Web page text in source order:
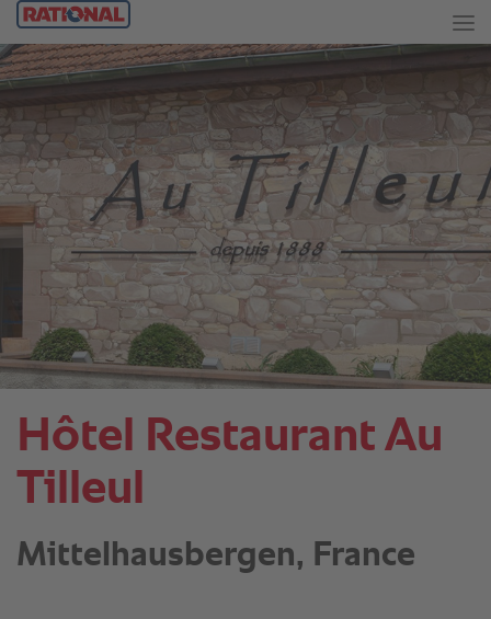
Hôtel Restaurant Au
Tilleul
Mittelhausbergen, France